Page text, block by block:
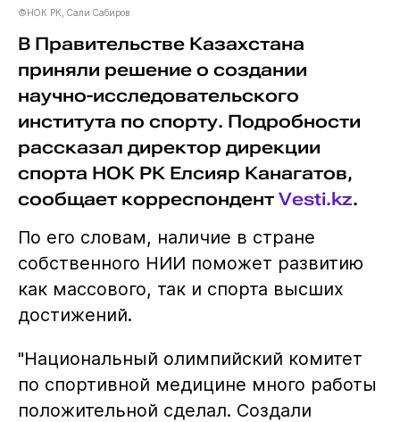
©НОК РК, Сали Сабиров
В Правительстве Казахстана
приняли решение о создании
научно-исследовательского
института по спорту. Подробности
рассказал директор дирекции
спорта НОК РК Елсияр Канагатов,
сообщает корреспондент Vesti.kz.
По его словам, наличие в стране
собственного НИИ поможет развитию
как массового, так и спорта высших
достижений.
"Национальный олимпийский комитет
по спортивной медицине много работы
положительной сделал. Создали